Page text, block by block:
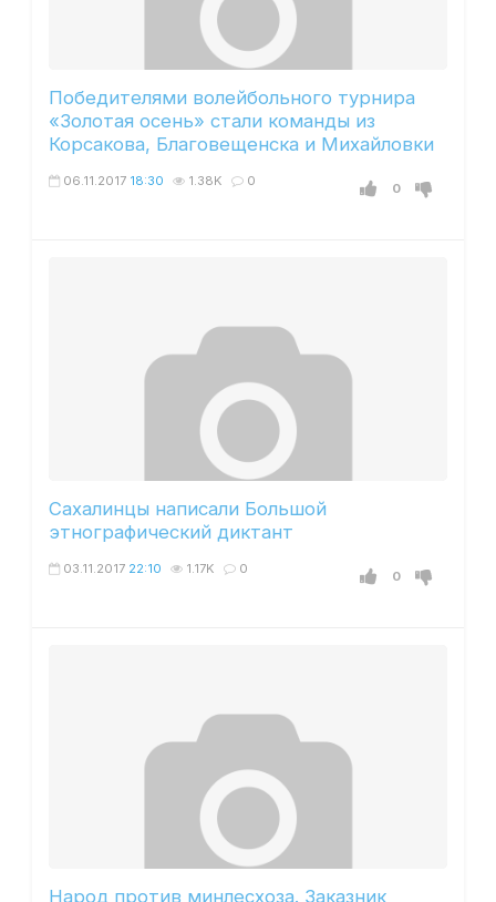
Победителями волейбольного турнира
«Золотая осень» стали команды из
Корсакова, Благовещенска и Михайловки
0
06.11.2017 18:30 1.38K 0
Сахалинцы написали Большой
этнографический диктант
0
03.11.2017 22:10 1.17K 0
Народ против минлесхоза. Заказник